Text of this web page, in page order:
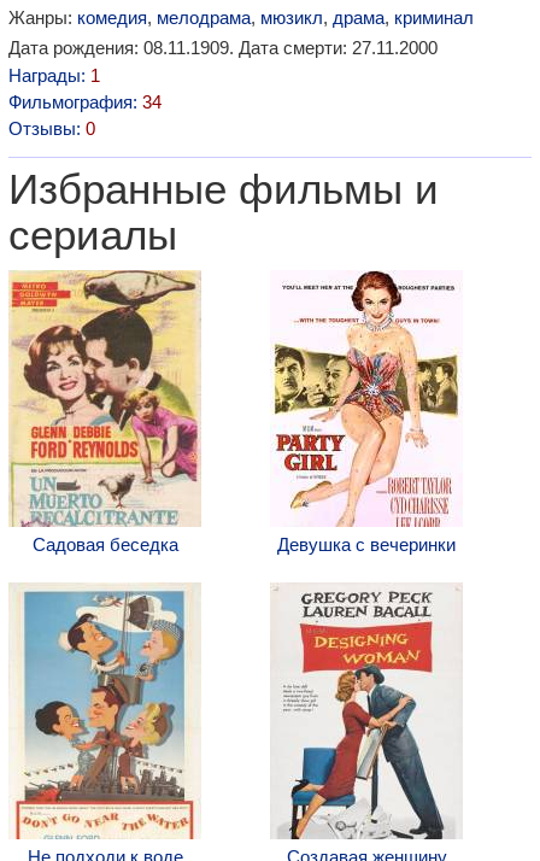
Жанры: комедия, мелодрама, мюзикл, драма, криминал
Дата рождения: 08.11.1909. Дата смерти: 27.11.2000
Награды: 1
Фильмография: 34
Отзывы: 0
Избранные фильмы и
сериалы
Садовая беседка Девушка с вечеринки
Не подходи к воде Создавая женщину